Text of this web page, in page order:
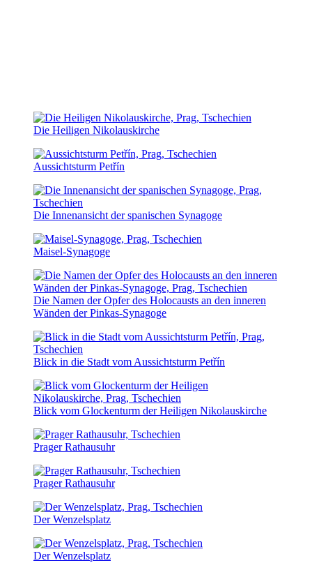
Die Heiligen Nikolauskirche
Aussichtsturm Petřín
Die Innenansicht der spanischen Synagoge
Maisel-Synagoge
Die Namen der Opfer des Holocausts an den inneren
Wänden der Pinkas-Synagoge
Blick in die Stadt vom Aussichtsturm Petřín
Blick vom Glockenturm der Heiligen Nikolauskirche
Prager Rathausuhr
Prager Rathausuhr
Der Wenzelsplatz
Der Wenzelsplatz